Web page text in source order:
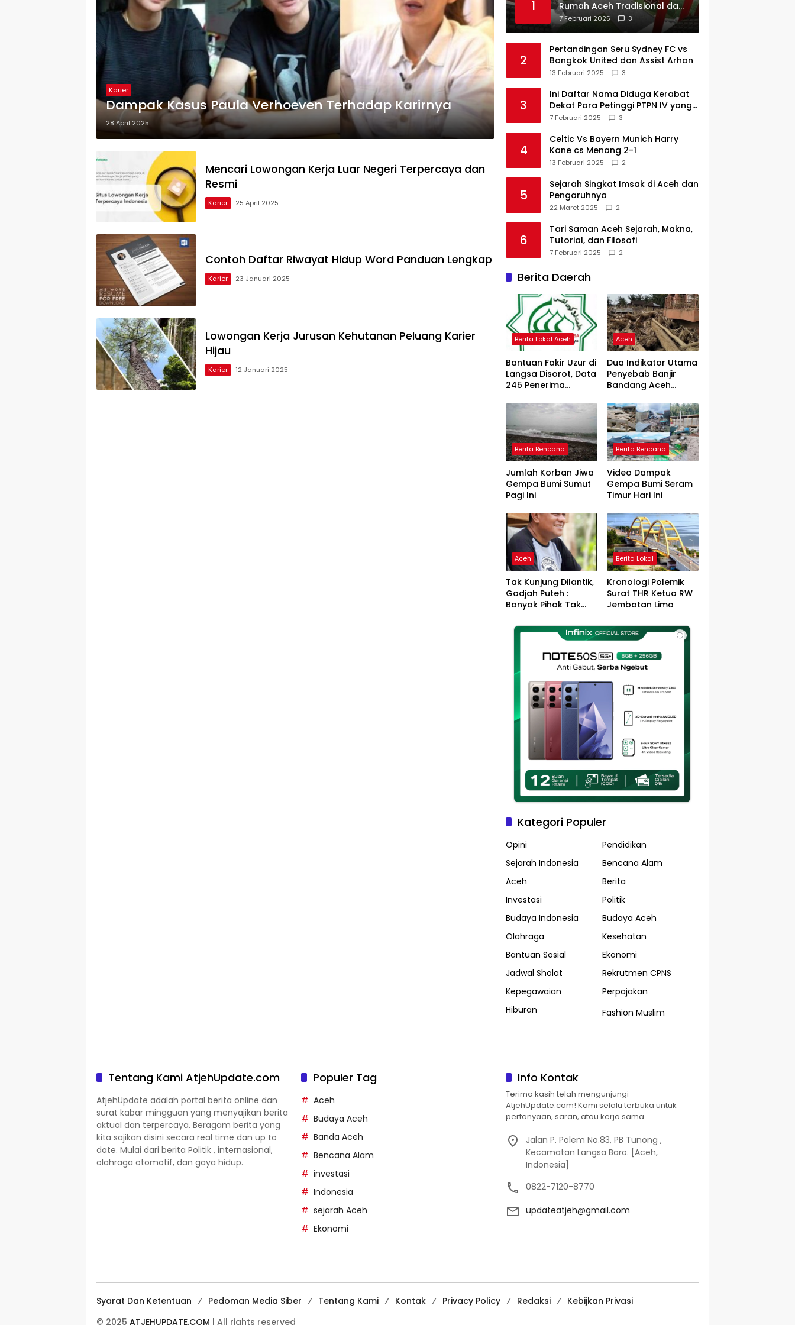
Karier
Dampak Kasus Paula Verhoeven Terhadap Karirnya
28 April 2025
Mencari Lowongan Kerja Luar Negeri Terpercaya dan
Resmi
Karier 25 April 2025
Contoh Daftar Riwayat Hidup Word Panduan Lengkap
Karier 23 Januari 2025
Lowongan Kerja Jurusan Kehutanan Peluang Karier
Hijau
Karier 12 Januari 2025
1
Rumah Aceh Tradisional dan
Sejarah Perkembangannya
7 Februari 2025 3
2
Pertandingan Seru Sydney FC vs
Bangkok United dan Assist Arhan
13 Februari 2025 3
3
Ini Daftar Nama Diduga Kerabat
Dekat Para Petinggi PTPN IV yang
Lulus PKWT
7 Februari 2025 3
4
Celtic Vs Bayern Munich Harry
Kane cs Menang 2-1
13 Februari 2025 2
5
Sejarah Singkat Imsak di Aceh dan
Pengaruhnya
22 Maret 2025 2
6
Tari Saman Aceh Sejarah, Makna,
Tutorial, dan Filosofi
7 Februari 2025 2
Berita Daerah
Berita Lokal Aceh
Bantuan Fakir Uzur di
Langsa Disorot, Data
245 Penerima
Aceh
Dua Indikator Utama
Penyebab Banjir
Bandang Aceh
Puteh Soroti
Kerusakan DAS
Berita Bencana
Jumlah Korban Jiwa
Gempa Bumi Sumut
Pagi Ini
Berita Bencana
Video Dampak
Gempa Bumi Seram
Timur Hari Ini
Aceh
Tak Kunjung Dilantik,
Gadjah Puteh :
Banyak Pihak Tak
Jadi Pemimpin Kota
Berita Lokal
Kronologi Polemik
Surat THR Ketua RW
Jembatan Lima
ⓘ
Kategori Populer
Opini
Pendidikan
Sejarah Indonesia
Bencana Alam
Aceh
Berita
Investasi
Politik
Budaya Indonesia
Budaya Aceh
Olahraga
Kesehatan
Bantuan Sosial
Ekonomi
Jadwal Sholat
Rekrutmen CPNS
Kepegawaian
Perpajakan
Hiburan
Fashion Muslim
Tentang Kami AtjehUpdate.com
AtjehUpdate adalah portal berita online dan
surat kabar mingguan yang menyajikan berita
aktual dan terpercaya. Beragam berita yang
kita sajikan disini secara real time dan up to
date. Mulai dari berita Politik , internasional,
olahraga otomotif, dan gaya hidup.
Populer Tag
Aceh
Budaya Aceh
Banda Aceh
Bencana Alam
investasi
Indonesia
sejarah Aceh
Ekonomi
Info Kontak
Terima kasih telah mengunjungi
AtjehUpdate.com! Kami selalu terbuka untuk
pertanyaan, saran, atau kerja sama.
Jalan P. Polem No.83, PB Tunong ,
Kecamatan Langsa Baro. [Aceh,
Indonesia]
0822-7120-8770
updateatjeh@gmail.com
Syarat Dan Ketentuan Pedoman Media Siber Tentang Kami Kontak Privacy Policy Redaksi
Kebijkan Privasi
© 2025 ATJEHUPDATE.COM | All rights reserved